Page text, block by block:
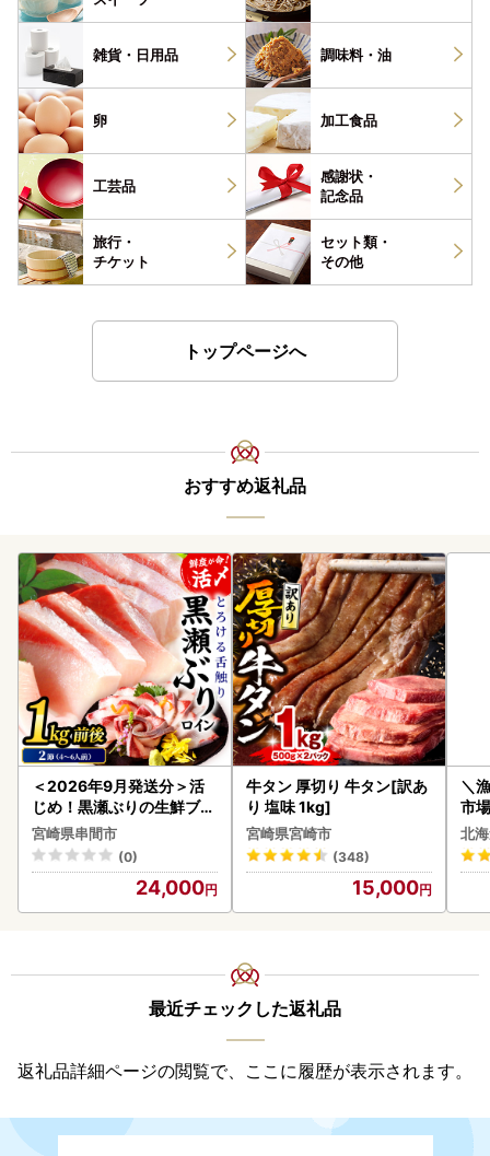
雑貨・ 日用品 調味料・ 油
卵 加工食品
工芸品
感謝状・
記念品
旅行・
チケット
セット類・
その他
トップページへ
おすすめ返礼品
＜2026年9月発送分＞活
じめ！黒瀬ぶりの生鮮ブリ
ロイン2節（1.0kg前後）_
K001-012-2609
宮崎県串間市
(0)
24,000
牛タン 厚切り 牛タン[訳あ
り 塩味 1kg]
宮崎県宮崎市
(348)
15,000
＼
市
貝
北
最近チェックした返礼品
返礼品詳細ページの閲覧で、ここに履歴が表示されます。